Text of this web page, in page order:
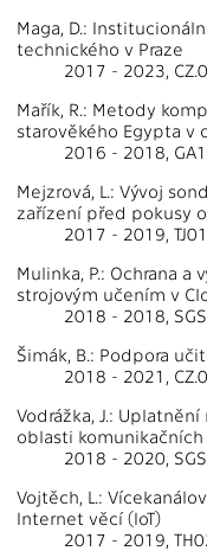
Maga, D.:
technického v Praze
2017 - 2023,
Mařík, R.: Metody
starověkého Egypta v
2016 - 2018,
Mejzrová, L.: Vývoj
zařízení před pokusy
2017 - 2019,
Mulinka, P.: Ochrana
strojovým učením v
2018 - 2018,
Šimák, B.: Podpora
2018 - 2021,
Vodrážka, J.:
oblasti
2018 - 2020,
Vojtěch, L.:
Internet věcí (IoT)
2017 - 2019,